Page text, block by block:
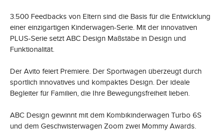
3.500 Feedbacks von Eltern sind die Basis für die Entwicklung
einer einzigartigen Kinderwagen-Serie. Mit der innovativen
PLUS-Serie setzt ABC Design Maßstäbe in Design und
Funktionalität.
Der Avito feiert Premiere. Der Sportwagen überzeugt durch
sportlich innovatives und kompaktes Design. Der ideale
Begleiter für Familien, die Ihre Bewegungsfreiheit lieben.
ABC Design gewinnt mit dem Kombikinderwagen Turbo 6S
und dem Geschwisterwagen Zoom zwei Mommy Awards.